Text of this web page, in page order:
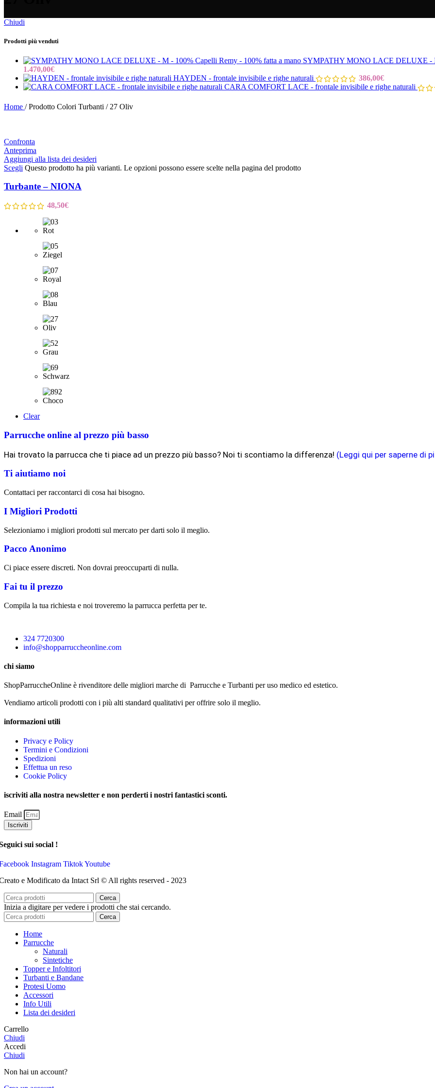
Chiudi
Prodotti più venduti
SYMPATHY MONO LACE DELUXE -
1.470,00€
HAYDEN - frontale invisibile e righe naturali
386,00€
CARA COMFORT LACE - frontale invisibile e righe naturali
Home / Prodotto Colori Turbanti / 27 Oliv
Confronta
Anteprima
Aggiungi alla lista dei desideri
Scegli Questo prodotto ha più varianti. Le opzioni possono essere scelte nella pagina del prodotto
Turbante – NIONA
48,50€
Clear
Parrucche online al prezzo più basso
Hai trovato la parrucca che ti piace ad un prezzo più basso? Noi ti scontiamo la differenza! (Leggi qui per saperne di
Ti aiutiamo noi
Contattaci per raccontarci di cosa hai bisogno.
I Migliori Prodotti
Selezioniamo i migliori prodotti sul mercato per darti solo il meglio.
Pacco Anonimo
Ci piace essere discreti. Non dovrai preoccuparti di nulla.
Fai tu il prezzo
Compila la tua richiesta e noi troveremo la parrucca perfetta per te.
324 7720300
info@shopparruccheonline.com
chi siamo
ShopParruccheOnline è rivenditore delle migliori marche di Parrucche e Turbanti per uso medico ed estetico.
Vendiamo articoli prodotti con i più alti standard qualitativi per offrire solo il meglio.
informazioni utili
Privacy e Policy
Termini e Condizioni
Spedizioni
Effettua un reso
Cookie Policy
iscriviti alla nostra newsletter e non perderti i nostri fantastici sconti.
Email
Iscriviti
sui social !
Instagram TiktokYoutube
e Modificato da Intact Srl © All rights reserved - 2023
Cerca
Inizia a digitare per vedere i prodotti che stai cercando.
Cerca
Home
Parrucche
Naturali
Sintetiche
Topper e Infoltitori
Turbanti e Bandane
Protesi Uomo
Accessori
Info Utili
Lista dei desideri
Carrello
Chiudi
Accedi
Chiudi
Non hai un account?